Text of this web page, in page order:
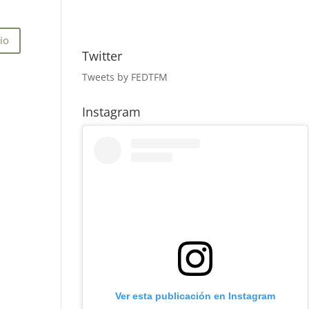
Twitter
Tweets by FEDTFM
Instagram
Ver esta publicación en Instagram